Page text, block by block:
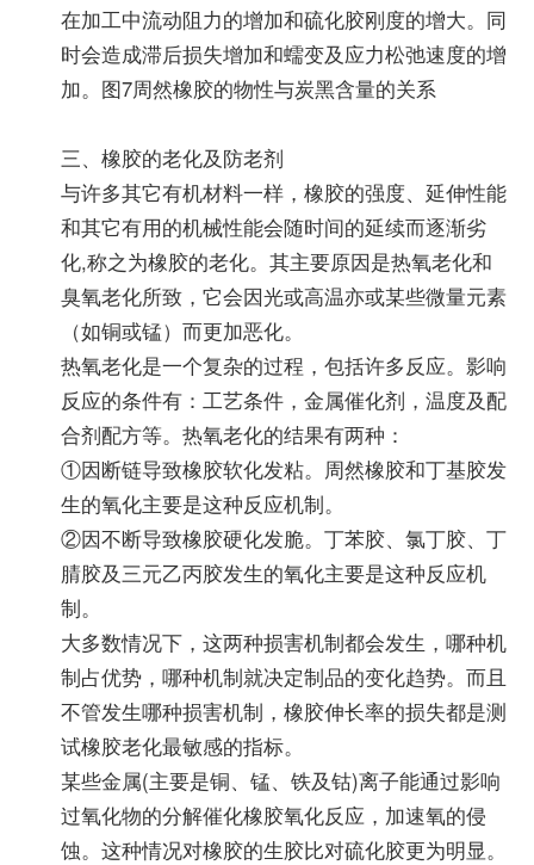
在加工中流动阻力的增加和硫化胶刚度的增大。同
时会造成滞后损失增加和蠕变及应力松弛速度的增
加。图7周然橡胶的物性与炭黑含量的关系
三、橡胶的老化及防老剂
与许多其它有机材料一样，橡胶的强度、延伸性能
和其它有用的机械性能会随时间的延续而逐渐劣
化,称之为橡胶的老化。其主要原因是热氧老化和
臭氧老化所致，它会因光或高温亦或某些微量元素
（如铜或锰）而更加恶化。
热氧老化是一个复杂的过程，包括许多反应。影响
反应的条件有：工艺条件，金属催化剂，温度及配
合剂配方等。热氧老化的结果有两种：
①因断链导致橡胶软化发粘。周然橡胶和丁基胶发
生的氧化主要是这种反应机制。
②因不断导致橡胶硬化发脆。丁苯胶、氯丁胶、丁
腈胶及三元乙丙胶发生的氧化主要是这种反应机
制。
大多数情况下，这两种损害机制都会发生，哪种机
制占优势，哪种机制就决定制品的变化趋势。而且
不管发生哪种损害机制，橡胶伸长率的损失都是测
试橡胶老化最敏感的指标。
某些金属(主要是铜、锰、铁及钴)离子能通过影响
过氧化物的分解催化橡胶氧化反应，加速氧的侵
蚀。这种情况对橡胶的生胶比对硫化胶更为明显。